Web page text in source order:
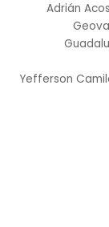
Adrián
Yefferson